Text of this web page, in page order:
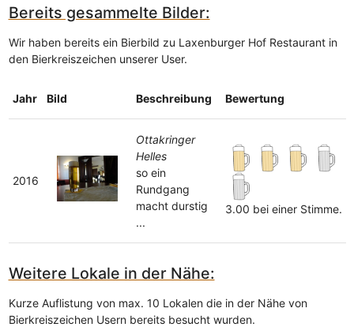
Bereits gesammelte Bilder:
Wir haben bereits ein Bierbild zu Laxenburger Hof Restaurant in
den Bierkreiszeichen unserer User.
Jahr Bild Beschreibung Bewertung
2016
Ottakringer
Helles
so ein
Rundgang
macht durstig
...
3.00 bei einer Stimme.
Weitere Lokale in der Nähe:
Kurze Auflistung von max. 10 Lokalen die in der Nähe von
Bierkreiszeichen Usern bereits besucht wurden.